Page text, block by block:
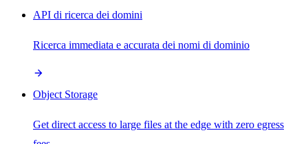
API di ricerca dei domini
Ricerca immediata e accurata dei nomi di dominio
Object Storage
Get direct access to large files at the edge with zero egress